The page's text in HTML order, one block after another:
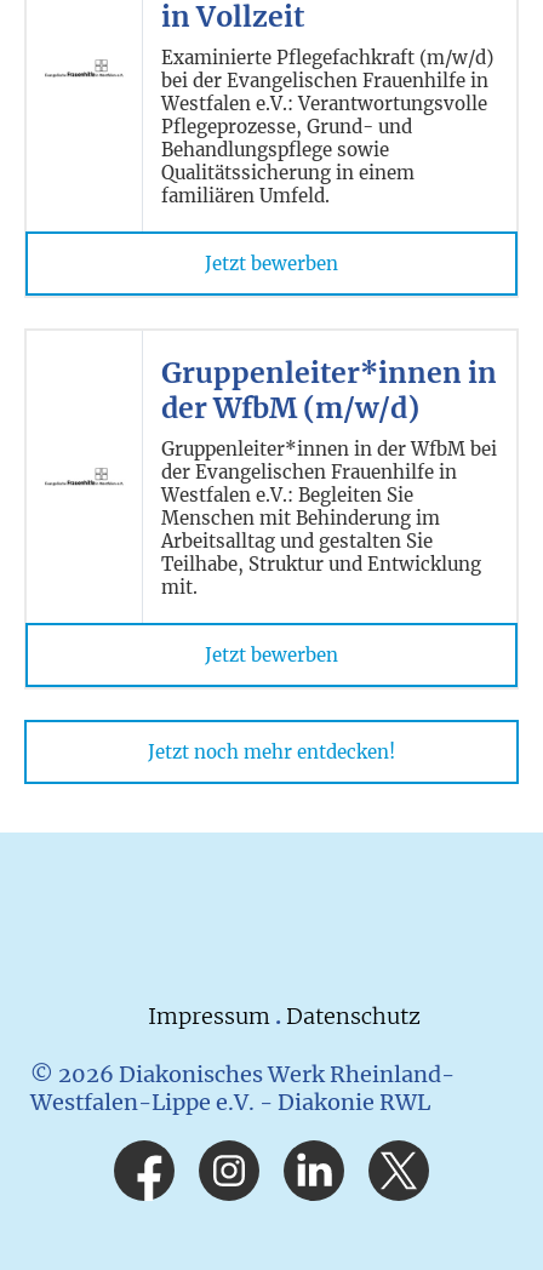
in Vollzeit
Examinierte Pflegefachkraft (m/w/d)
bei der Evangelischen Frauenhilfe in
Westfalen e.V.: Verantwortungsvolle
Pflegeprozesse, Grund- und
Behandlungspflege sowie
Qualitätssicherung in einem
familiären Umfeld.
Jetzt bewerben
Gruppenleiter*innen in
der WfbM (m/w/d)
Gruppenleiter*innen in der WfbM bei
der Evangelischen Frauenhilfe in
Westfalen e.V.: Begleiten Sie
Menschen mit Behinderung im
Arbeitsalltag und gestalten Sie
Teilhabe, Struktur und Entwicklung
mit.
Jetzt bewerben
Jetzt noch mehr entdecken!
Impressum . Datenschutz
© 2026 Diakonisches Werk Rheinland-
Westfalen-Lippe e.V. - Diakonie RWL